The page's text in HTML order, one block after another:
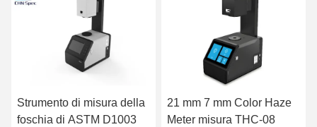
Strumento di misura della
foschia di ASTM D1003
21 mm 7 mm Color Haze
Meter misura THC-08